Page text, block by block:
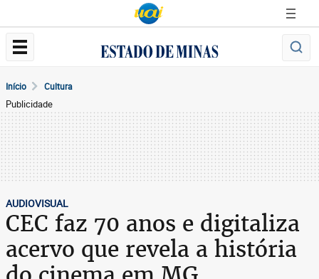
Início Cultura
Publicidade
AUDIOVISUAL
CEC faz 70 anos e digitaliza
acervo que revela a história